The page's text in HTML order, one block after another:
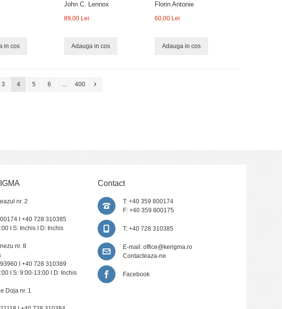
in cos
John C. Lennox
89,00 Lei
Adauga in cos
Florin Antonie
60,00 Lei
Adauga in cos
3 4 5 6 400
nr. 2
I +40 728 310385
I S: Inchis I D: Inchis
nr. 8
I +40 728 310389
I S: 9:00-13:00 I D: Inchis
Doja nr. 1
Contact
T: +40 359 800174
F: +40 359 800175
T: +40 728 310385
E-mail: office@kerigma.ro
Contacteaza-ne
Facebook